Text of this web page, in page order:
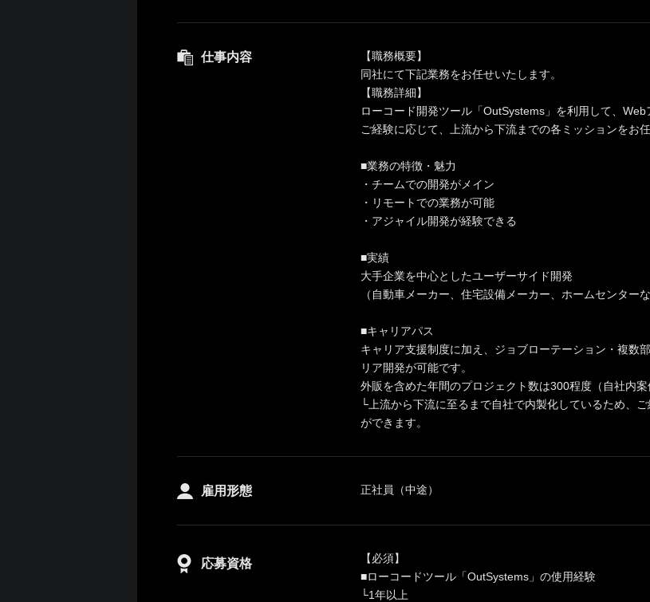
仕事内容
【職務概要】
同社にて下記業務をお任せいたします。
【職務詳細】
ローコード開発ツール「OutSystems」を利用して、Web
ご経験に応じて、上流から下流までの各ミッションをお任
■業務の特徴・魅力
・チームでの開発がメイン
・リモートでの業務が可能
・アジャイル開発が経験できる
■実績
大手企業を中心としたユーザーサイド開発
（自動車メーカー、住宅設備メーカー、ホームセンターな
■キャリアパス
キャリア支援制度に加え、ジョブローテーション・複数
リア開発が可能です。
外販を含めた年間のプロジェクト数は300程度（自社内案
└上流から下流に至るまで自社で内製化しているため、
ができます。
雇用形態 正社員（中途）
応募資格
【必須】
■ローコードツール「OutSystems」の使用経験
└1年以上